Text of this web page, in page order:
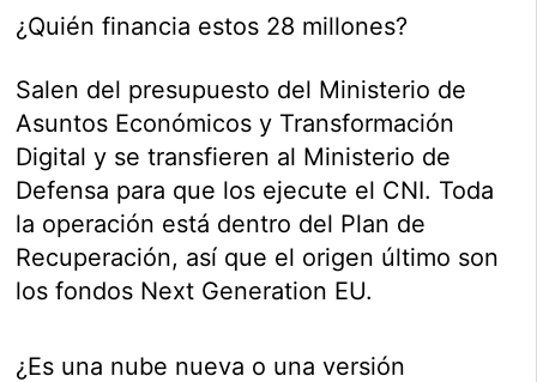
¿Quién financia estos 28 millones?
Salen del presupuesto del Ministerio de
Asuntos Económicos y Transformación
Digital y se transfieren al Ministerio de
Defensa para que los ejecute el CNI. Toda
la operación está dentro del Plan de
Recuperación, así que el origen último son
los fondos Next Generation EU.
¿Es una nube nueva o una versión